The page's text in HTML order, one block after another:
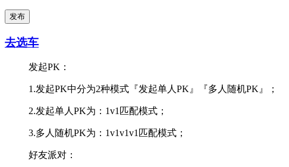
去选车
发起PK：
1.发起PK中分为2种模式『发起单人PK』『多人随机PK』；
2.发起单人PK为：1v1匹配模式；
3.多人随机PK为：1v1v1v1匹配模式；
好友派对：